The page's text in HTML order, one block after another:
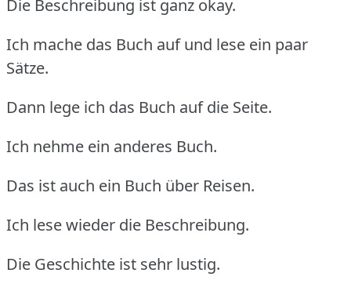
Die Beschreibung ist ganz okay.
Ich mache das Buch auf und lese ein paar
Sätze.
Dann lege ich das Buch auf die Seite.
Ich nehme ein anderes Buch.
Das ist auch ein Buch über Reisen.
Ich lese wieder die Beschreibung.
Die Geschichte ist sehr lustig.